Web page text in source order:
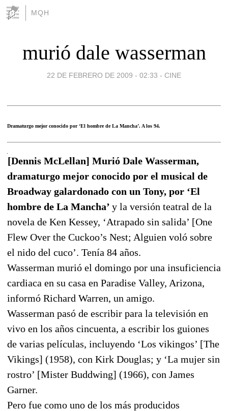
MQH
murió dale wasserman
22 DE FEBRERO DE 2009 - 02:33 - CINE
Dramaturgo mejor conocido por ‘El hombre de La Mancha’. A los 94.
[Dennis McLellan] Murió Dale Wasserman,
dramaturgo mejor conocido por el musical de
Broadway galardonado con un Tony, por ‘El
hombre de La Mancha’ y la versión teatral de la
novela de Ken Kessey, ‘Atrapado sin salida’ [One
Flew Over the Cuckoo’s Nest; Alguien voló sobre
el nido del cuco’. Tenía 84 años.
Wasserman murió el domingo por una insuficiencia
cardiaca en su casa en Paradise Valley, Arizona,
informó Richard Warren, un amigo.
Wasserman pasó de escribir para la televisión en
vivo en los años cincuenta, a escribir los guiones
de varias películas, incluyendo ‘Los vikingos’ [The
Vikings] (1958), con Kirk Douglas; y ‘La mujer sin
rostro’ [Mister Buddwing] (1966), con James
Garner.
Pero fue como uno de los más producidos